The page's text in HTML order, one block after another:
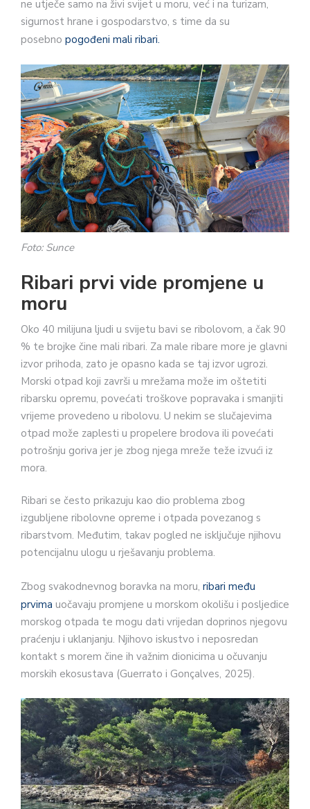
ne utječe samo na živi svijet u moru, već i na turizam,
sigurnost hrane i gospodarstvo, s time da su
posebno pogođeni mali ribari.
Foto: Sunce
Ribari prvi vide promjene u
moru
Oko 40 milijuna ljudi u svijetu bavi se ribolovom, a čak 90
% te brojke čine mali ribari. Za male ribare more je glavni
izvor prihoda, zato je opasno kada se taj izvor ugrozi.
Morski otpad koji završi u mrežama može im oštetiti
ribarsku opremu, povećati troškove popravaka i smanjiti
vrijeme provedeno u ribolovu. U nekim se slučajevima
otpad može zaplesti u propelere brodova ili povećati
potrošnju goriva jer je zbog njega mreže teže izvući iz
mora.
Ribari se često prikazuju kao dio problema zbog
izgubljene ribolovne opreme i otpada povezanog s
ribarstvom. Međutim, takav pogled ne isključuje njihovu
potencijalnu ulogu u rješavanju problema.
Zbog svakodnevnog boravka na moru, ribari među
prvima uočavaju promjene u morskom okolišu i posljedice
morskog otpada te mogu dati vrijedan doprinos njegovu
praćenju i uklanjanju. Njihovo iskustvo i neposredan
kontakt s morem čine ih važnim dionicima u očuvanju
morskih ekosustava (Guerrato i Gonçalves, 2025).